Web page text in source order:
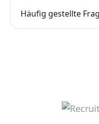
Häufig gestellte